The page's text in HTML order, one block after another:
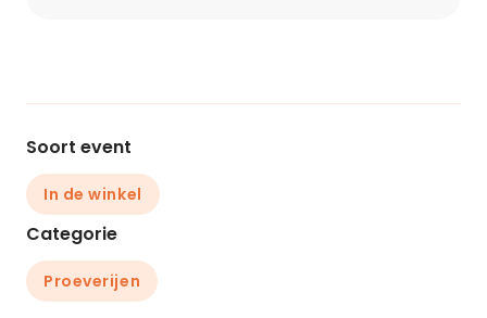
Soort event
In de winkel
Categorie
Proeverijen